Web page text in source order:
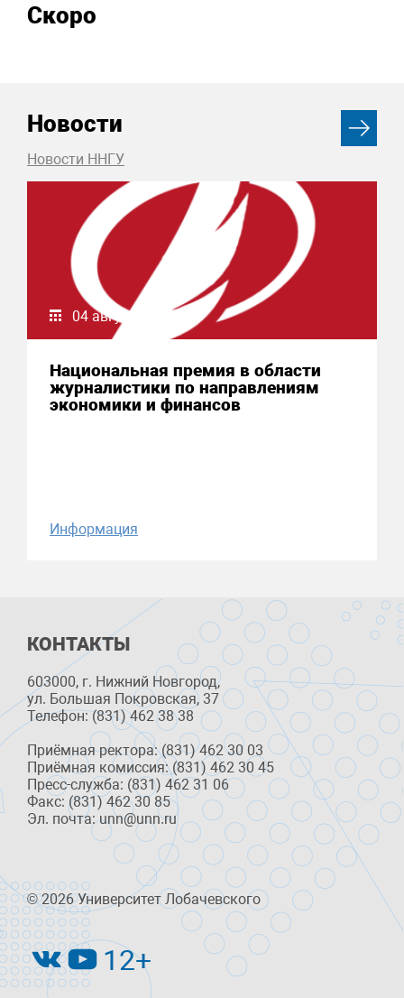
Скоро
Новости
Новости ННГУ
04 августа 2026
Национальная премия в области
журналистики по направлениям
экономики и финансов
Информация
КОНТАКТЫ
603000, г. Нижний Новгород,
ул. Большая Покровская, 37
Телефон: (831) 462 38 38
Приёмная ректора: (831) 462 30 03
Приёмная комиссия: (831) 462 30 45
Пресс-служба: (831) 462 31 06
Факс: (831) 462 30 85
Эл. почта: unn@unn.ru
© 2026 Университет Лобачевского
12+